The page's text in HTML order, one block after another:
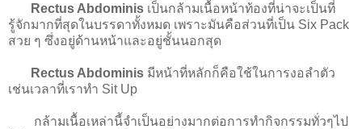
Rectus Abdominis เป็นกล้ามเนื้อหน้าท้องที่น่าจะเป็นที่
รู้จักมากที่สุดในบรรดาทั้งหมด เพราะมันคือส่วนที่เป็น Six Pack
สวย ๆ ซึ่งอยู่ด้านหน้าและอยู่ชั้นนอกสุด
Rectus Abdominis มีหน้าที่หลักก็คือใช้ในการงอลำตัว
เช่นเวลาที่เราทำ Sit Up
กล้ามเนื้อเหล่านี้จำเป็นอย่างมากต่อการทำกิจกรรมทั่วๆไป